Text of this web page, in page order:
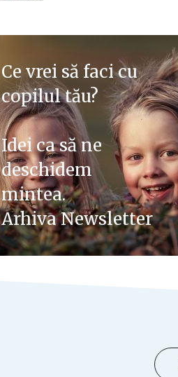
Ce vrei să faci cu
copilul tău?
Idei ca să ne
deschidem
mintea.
Arhiva Newsletter